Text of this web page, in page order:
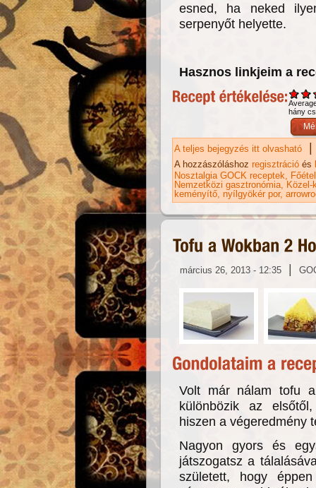
esned, ha neked
serpenyőt helyette.
Hasznos linkjeim a
hány
A teljes bejegyzés itt olvasható |
A hozzászóláshoz regisztráció és
Nosztalgia GOCK receptek
Nemzetközi gasztronómia Közel-
keményítő nyílgyökér por
március 26, 2013 - 12:35 |
Volt már nálam tofu
különbözik az
hiszen a végeredmény
Nagyon gyors és
játszogatsz a
született, hogy